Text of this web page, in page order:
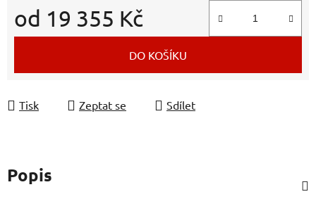
od 19 355 Kč
Měrná cena:
DO KOŠÍKU
Tisk Zeptat se Sdílet
Popis